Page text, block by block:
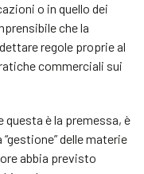
o in quello dei
che la
regole proprie al
commerciali sui
è la premessa, è
delle materie
abbia previsto